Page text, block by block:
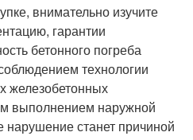
внимательно изучите
гарантии
бетонного погреба
технологии
железобетонных
выполнением наружной
станет причиной